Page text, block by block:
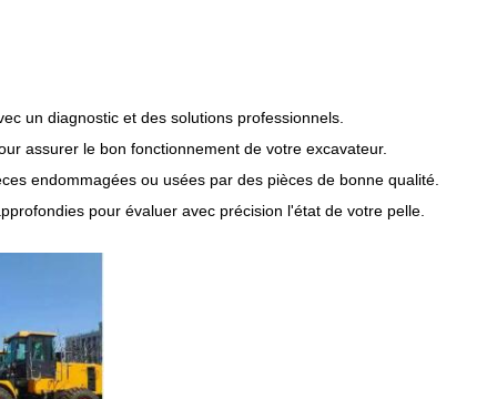
un diagnostic et des solutions professionnels.
assurer le bon fonctionnement de votre excavateur.
endommagées ou usées par des pièces de bonne qualité.
pour évaluer avec précision l'état de votre pelle.